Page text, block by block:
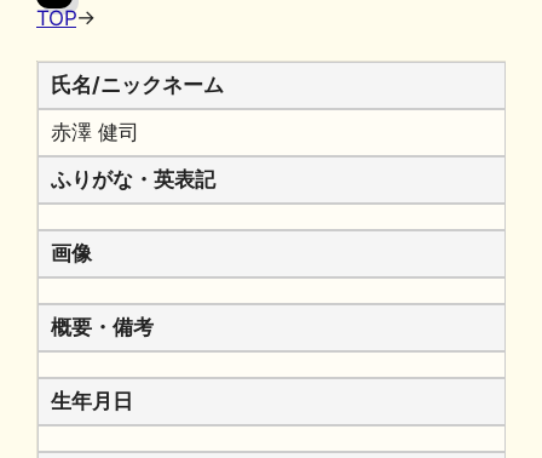
TOP→
氏名/ニックネーム
赤澤 健司
ふりがな・英表記
画像
概要・備考
生年月日